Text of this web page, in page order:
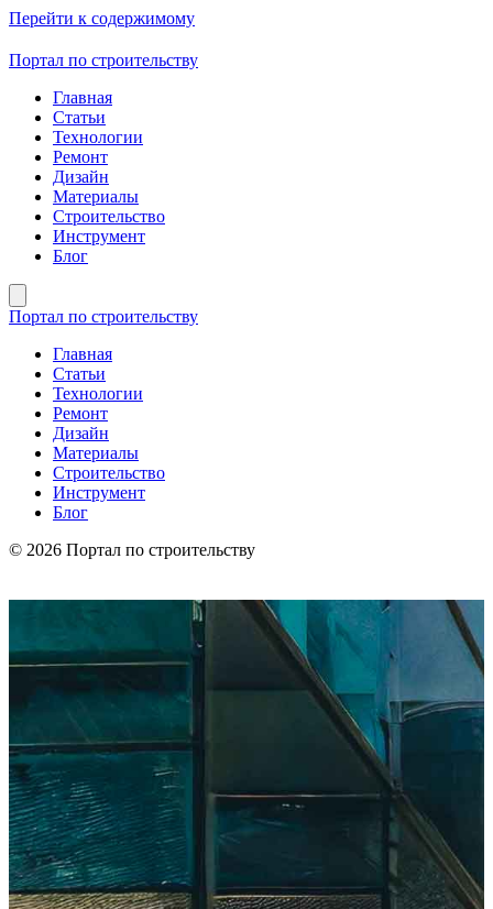
Перейти к содержимому
Портал по строительству
Главная
Статьи
Технологии
Ремонт
Дизайн
Материалы
Строительство
Инструмент
Блог
Портал по строительству
Главная
Статьи
Технологии
Ремонт
Дизайн
Материалы
Строительство
Инструмент
Блог
© 2026 Портал по строительству